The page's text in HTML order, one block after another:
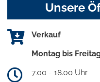
Unsere
Verkauf
Montag bis
7.00 - 18.00 Uhr